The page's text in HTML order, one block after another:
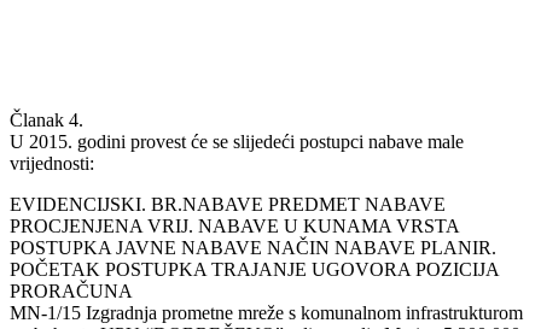
Članak 4.
U 2015. godini provest će se slijedeći postupci nabave male
vrijednosti:
EVIDENCIJSKI. BR.NABAVE PREDMET NABAVE
PROCJENJENA VRIJ. NABAVE U KUNAMA VRSTA
POSTUPKA JAVNE NABAVE NAČIN NABAVE PLANIR.
POČETAK POSTUPKA TRAJANJE UGOVORA POZICIJA
PRORAČUNA
MN-1/15 Izgradnja prometne mreže s komunalnom infrastrukturom